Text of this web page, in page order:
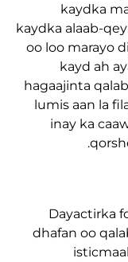
kaydka
oo loo
lumis
inay
dhafan